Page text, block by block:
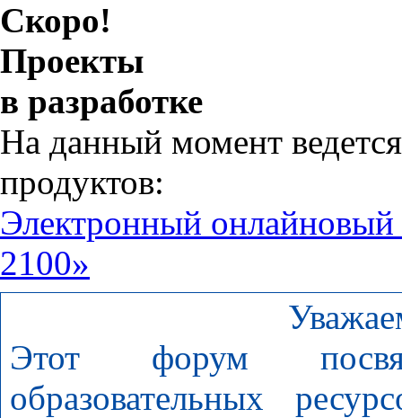
Скоро!
Проекты
в разработке
На данный момент
продуктов:
Электронный
2100»
Этот форум
образовательных